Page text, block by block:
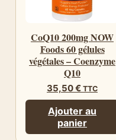
CoQ10 200mg NOW
Foods 60 gélules
végétales – Coenzyme
Q10
35,50€ TTC
Ajouter au
panier